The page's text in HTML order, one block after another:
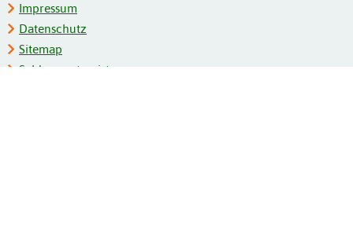
Impressum
Datenschutz
Sitemap
Schlagwortregister